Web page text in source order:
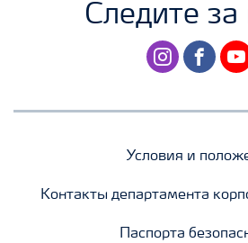
Следите
instagramfacebook
Условия и
Контакты департамента
Паспорта